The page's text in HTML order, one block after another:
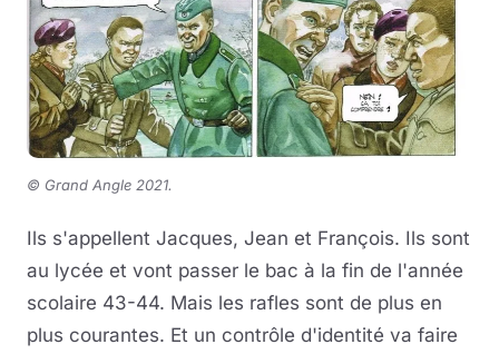
© Grand Angle 2021.
Ils s'appellent Jacques, Jean et François. Ils sont
au lycée et vont passer le bac à la fin de l'année
scolaire 43-44. Mais les rafles sont de plus en
plus courantes. Et un contrôle d'identité va faire